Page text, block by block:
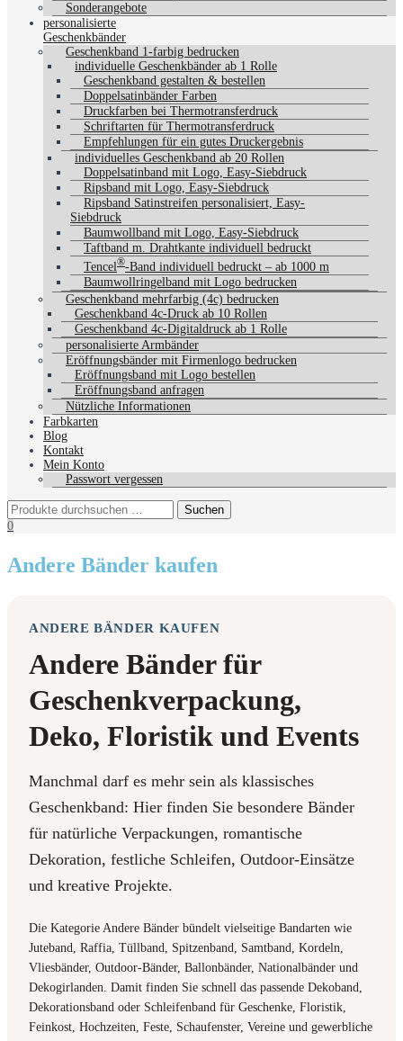
Sonderangebote
personalisierte
Geschenkbänder
Geschenkband 1-farbig bedrucken
individuelle Geschenkbänder ab 1 Rolle
Geschenkband gestalten & bestellen
Doppelsatinbänder Farben
Druckfarben bei Thermotransferdruck
Schriftarten für Thermotransferdruck
Empfehlungen für ein gutes Druckergebnis
individuelles Geschenkband ab 20 Rollen
Doppelsatinband mit Logo, Easy-Siebdruck
Ripsband mit Logo, Easy-Siebdruck
Ripsband Satinstreifen personalisiert, Easy-
Siebdruck
Baumwollband mit Logo, Easy-Siebdruck
Taftband m. Drahtkante individuell bedruckt
Tencel®-Band individuell bedruckt – ab 1000 m
Baumwollringelband mit Logo bedrucken
Geschenkband mehrfarbig (4c) bedrucken
Geschenkband 4c-Druck ab 10 Rollen
Geschenkband 4c-Digitaldruck ab 1 Rolle
personalisierte Armbänder
Eröffnungsbänder mit Firmenlogo bedrucken
Eröffnungsband mit Logo bestellen
Eröffnungsband anfragen
Nützliche Informationen
Farbkarten
Blog
Kontakt
Mein Konto
Passwort vergessen
0
Andere Bänder kaufen
ANDERE BÄNDER KAUFEN
Andere Bänder für
Geschenkverpackung,
Deko, Floristik und Events
Manchmal darf es mehr sein als klassisches
Geschenkband: Hier finden Sie besondere Bänder
für natürliche Verpackungen, romantische
Dekoration, festliche Schleifen, Outdoor-Einsätze
und kreative Projekte.
Die Kategorie Andere Bänder bündelt vielseitige Bandarten wie
Juteband, Raffia, Tüllband, Spitzenband, Samtband, Kordeln,
Vliesbänder, Outdoor-Bänder, Ballonbänder, Nationalbänder und
Dekogirlanden. Damit finden Sie schnell das passende Dekoband,
Dekorationsband oder Schleifenband für Geschenke, Floristik,
Feinkost, Hochzeiten, Feste, Schaufenster, Vereine und gewerbliche